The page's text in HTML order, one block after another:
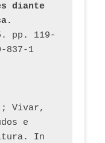
diante
pp. 119-
837-1
Vivar,
e
In